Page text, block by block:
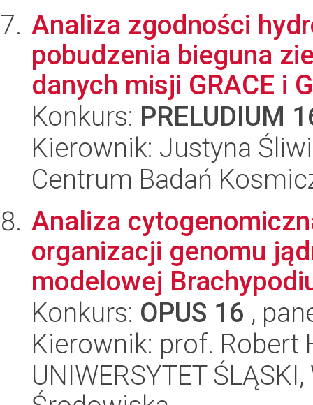
Analiza zgodności
pobudzenia bieguna
danych misji GRACE i
Konkurs: PRELUDIUM
Kierownik: Justyna
Centrum Badań
Analiza
organizacji genomu
modelowej
Konkurs: OPUS 16 ,
Kierownik: prof. Robert
UNIWERSYTET